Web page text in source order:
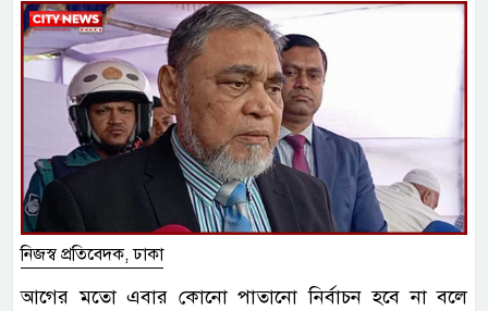
নিজস্ব প্রতিবেদক, ঢাকা
আগের মতো এবার কোনো পাতানো নির্বাচন হবে না বলে